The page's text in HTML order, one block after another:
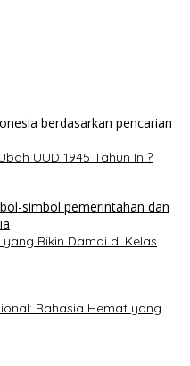
UUD 1945 Tahun Ini?
yang Bikin Damai di Kelas
Rahasia Hemat yang